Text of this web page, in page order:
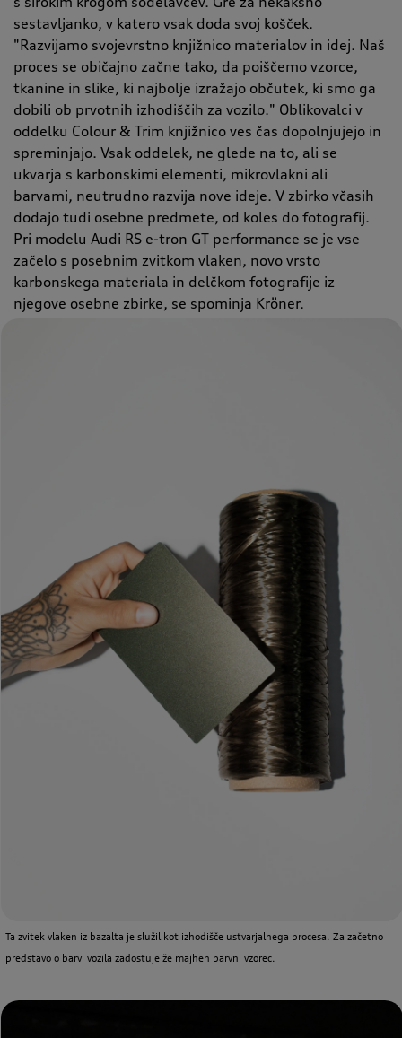
sestavljanko, v katero vsak doda svoj košček.
"Razvijamo svojevrstno knjižnico materialov in idej. Naš
proces se običajno začne tako, da poiščemo vzorce,
tkanine in slike, ki najbolje izražajo občutek, ki smo ga
dobili ob prvotnih izhodiščih za vozilo." Oblikovalci v
oddelku Colour & Trim knjižnico ves čas dopolnjujejo in
spreminjajo. Vsak oddelek, ne glede na to, ali se
ukvarja s karbonskimi elementi, mikrovlakni ali
barvami, neutrudno razvija nove ideje. V zbirko včasih
dodajo tudi osebne predmete, od koles do fotografij.
Pri modelu Audi RS e-tron GT performance se je vse
začelo s posebnim zvitkom vlaken, novo vrsto
karbonskega materiala in delčkom fotografije iz
njegove osebne zbirke, se spominja Kröner.
Ta zvitek vlaken iz bazalta je služil kot izhodišče ustvarjalnega procesa. Za začetno
predstavo o barvi vozila zadostuje že majhen barvni vzorec.